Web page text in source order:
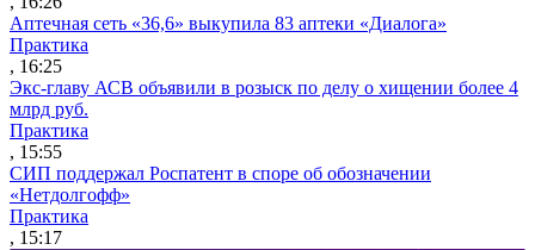
Аптечная сеть «36,6» выкупила 83 аптеки «Диалога»
Практика
, 16:25
Экс-главу АСВ объявили в розыск по делу о хищении более 4
млрд руб.
Практика
, 15:55
СИП поддержал Роспатент в споре об обозначении
«Нетдолгофф»
Практика
, 15:17